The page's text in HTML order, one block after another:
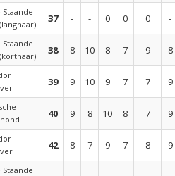
Staande
37 - - 0 0 0
-
Staande
38 8 10 8 7 9
8
39 9 10 9 7 7
9
40 9 8 10 8 7
9
42 8 7 9 7 8
9
Staande